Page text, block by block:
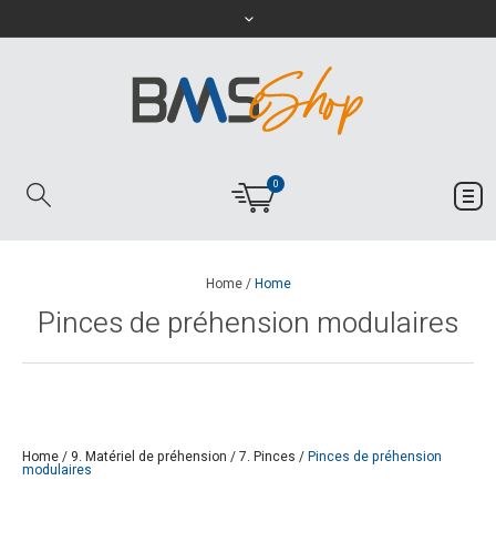
0
Home/Home
Pinces de préhension modulaires
Home/ 9. Matériel de préhension /7. Pinces /Pinces de préhension
modulaires